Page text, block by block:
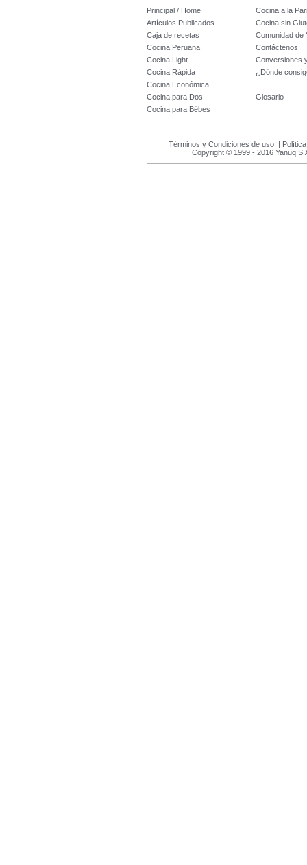
Principal / Home
Cocina a la
Artículos Publicados
Cocina sin
Caja de recetas
Comunidad de
Cocina Peruana
Contáctenos
Cocina Light
Conversiones
Cocina Rápida
¿Dónde
Cocina Económica
Cocina para Dos
Glosario
Cocina para Bébes
Términos y Condiciones de uso |
Copyright © 1999 - 2016 Yanuq